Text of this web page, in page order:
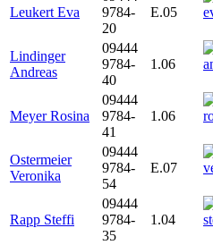
Leukert Eva
9784-
20
E.05
Lindinger
Andreas
09444
9784-
40
1.06
Meyer Rosina
09444
9784-
41
1.06
Ostermeier
Veronika
09444
9784-
54
E.07
Rapp Steffi
09444
9784-
35
1.04